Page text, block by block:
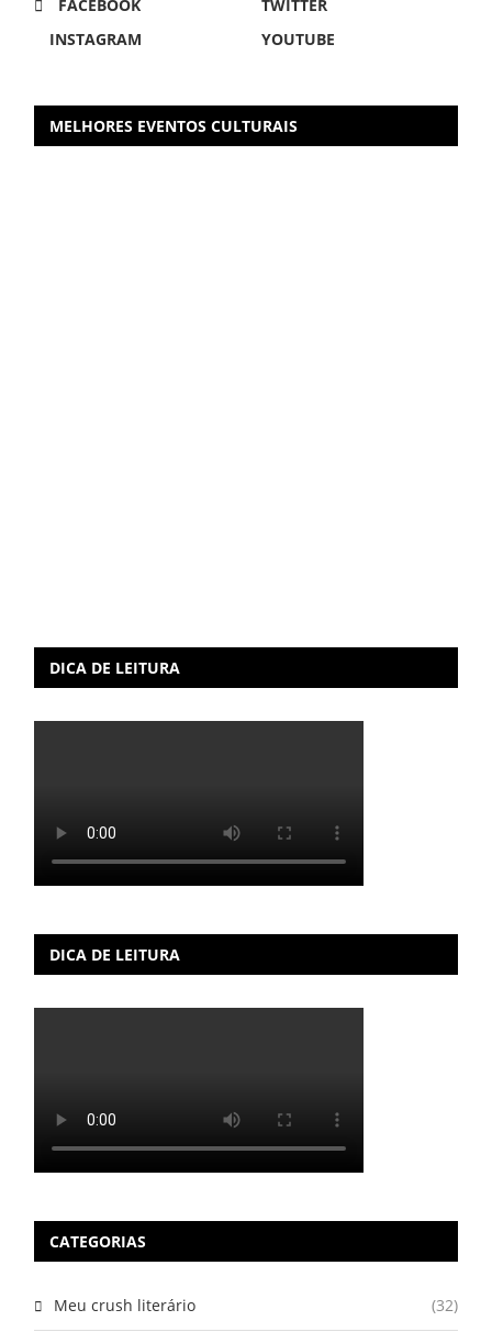
FACEBOOK
TWITTER
INSTAGRAM
YOUTUBE
MELHORES EVENTOS CULTURAIS
DICA DE LEITURA
DICA DE LEITURA
CATEGORIAS
Meu crush literário (32)